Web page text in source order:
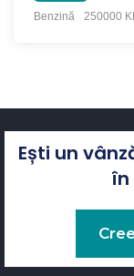
Benzină
250000
Ești un
în